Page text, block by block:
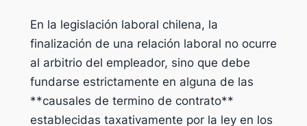
En la legislación laboral chilena, la
finalización de una relación laboral no ocurre
al arbitrio del empleador, sino que debe
fundarse estrictamente en alguna de las
**causales de termino de contrato**
establecidas taxativamente por la ley en los